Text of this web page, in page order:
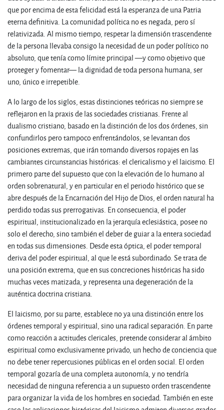
que por encima de esta felicidad está la esperanza de una Patria
eterna definitiva. La comunidad política no es negada, pero sí
relativizada. Al mismo tiempo, respetar la dimensión trascendente
de la persona llevaba consigo la necesidad de un poder político no
absoluto, que tenía como límite principal —y como objetivo que
proteger y fomentar— la dignidad de toda persona humana, ser
uno, único e irrepetible.
A lo largo de los siglos, estas distinciones teóricas no siempre se
reflejaron en la praxis de las sociedades cristianas. Frente al
dualismo cristiano, basado en la distinción de los dos órdenes, sin
confundirlos pero tampoco enfrentándolos, se levantan dos
posiciones extremas, que irán tomando diversos ropajes en las
cambiantes circunstancias históricas: el clericalismo y el laicismo. El
primero parte del supuesto que con la elevación de lo humano al
orden sobrenatural, y en particular en el periodo histórico que se
abre después de la Encarnación del Hijo de Dios, el orden natural ha
perdido todas sus prerrogativas. En consecuencia, el poder
espiritual, institucionalizado en la jerarquía eclesiástica, posee no
solo el derecho, sino también el deber de guiar a la entera sociedad
en todas sus dimensiones. Desde esta óptica, el poder temporal
deriva del poder espiritual, al que le está subordinado. Se trata de
una posición extrema, que en sus concreciones históricas ha sido
muchas veces matizada, y representa una degeneración de la
auténtica doctrina cristiana.
El laicismo, por su parte, establece no ya una distinción entre los
órdenes temporal y espiritual, sino una radical separación. En parte
como reacción a actitudes clericales, pretende considerar al ámbito
espiritual como exclusivamente privado, un hecho de conciencia que
no debe tener repercusiones públicas en el orden social. El orden
temporal gozaría de una completa autonomía, y no tendría
necesidad de ninguna referencia a un supuesto orden trascendente
para organizar la vida de los hombres en sociedad. También en este